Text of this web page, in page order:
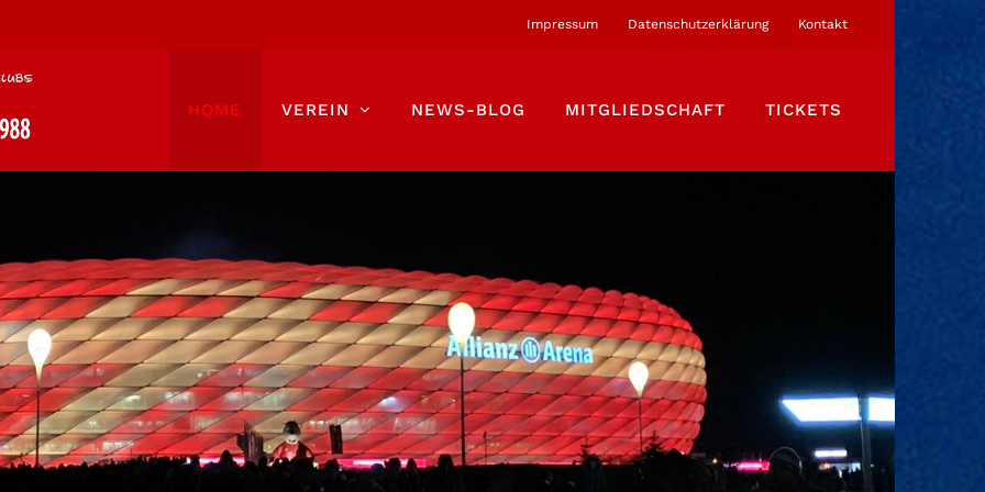
Impressum Datenschutzerklärung Kontakt
HOME VEREIN NEWS-BLOG MITGLIEDSCHAFT TICKETS